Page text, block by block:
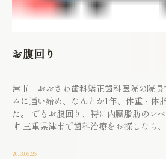
お腹回り
津市 おおさわ歯科矯正歯科医院の院長
ムに通い始め、なんとか1年、体重・体
た。 でもお腹回り、特に内臓脂肪のレ
す 三重県津市で歯科治療をお探しなら
2013.06.26